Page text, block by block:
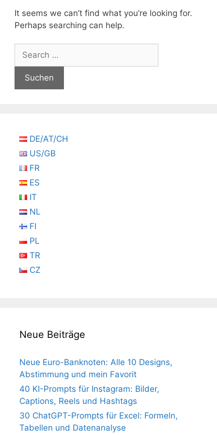
It seems we can’t find what you’re looking for.
Perhaps searching can help.
Suchen
nach:
DE/AT/CH
US/GB
FR
ES
IT
NL
FI
PL
TR
CZ
Neue Beiträge
Neue Euro-Banknoten: Alle 10 Designs,
Abstimmung und mein Favorit
40 KI-Prompts für Instagram: Bilder,
Captions, Reels und Hashtags
30 ChatGPT-Prompts für Excel: Formeln,
Tabellen und Datenanalyse